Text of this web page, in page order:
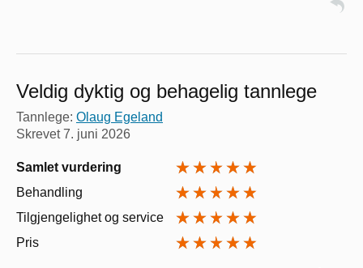
Veldig dyktig og behagelig tannlege
Tannlege: Olaug Egeland
Skrevet7. juni 2026
Samlet vurdering
Behandling
Tilgjengelighet og service
Pris